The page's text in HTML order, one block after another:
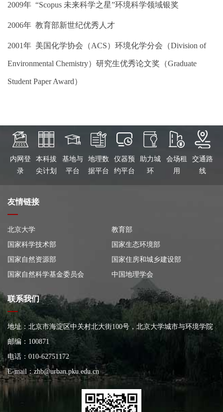
2009年 “Scopus 未来科学之星”环境科学领域银奖
2006年 教育部新世纪优秀人才
2001年 美国化学协会（ACS）环境化学分会（Division of
Environmental Chemistry）研究生优秀论文奖（Graduate
Student Paper Award）
内网登
录
本科拔
尖计划
基地与
平台
地理数
据平台
仪器预
约平台
助力城
环
会场租
用
交通路
线
友情链接
北京大学
教育部
国家科学技术部
国家生态环境部
国家自然资源部
国家住房和城乡建设部
国家自然科学基金委员会
中国地理学会
联系我们
地址：北京市海淀区中关村北大街100号，北京大学城市与环境学院
大楼
邮编：100871
电话：010-62751172
E-mail：zhb@urban.pku.edu.cn